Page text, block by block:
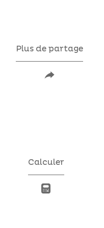
Plus de partage
Calculer